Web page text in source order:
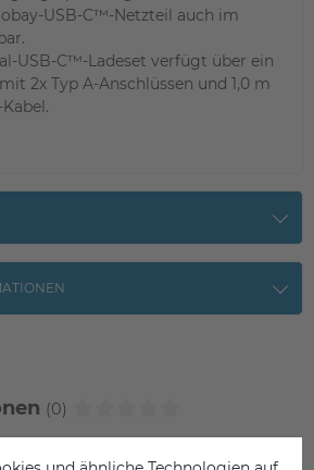
USB-C™-Netzteil auch im
USB-C™-Ladeset verfügt über ein
2x Typ A-Anschlüssen und 1,0 m
(0)